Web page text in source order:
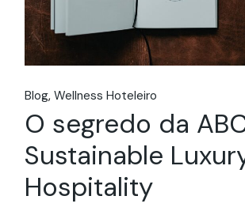
Blog Wellness Hoteleiro
O segredo da
Sustainable
Hospitality